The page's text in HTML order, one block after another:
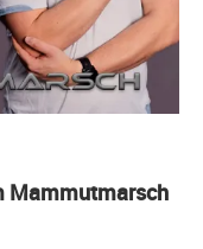
Mammutmarsch